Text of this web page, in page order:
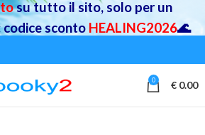
0 € 0.00
su tutto il sito, solo per un
sconto HEALING2026🌊